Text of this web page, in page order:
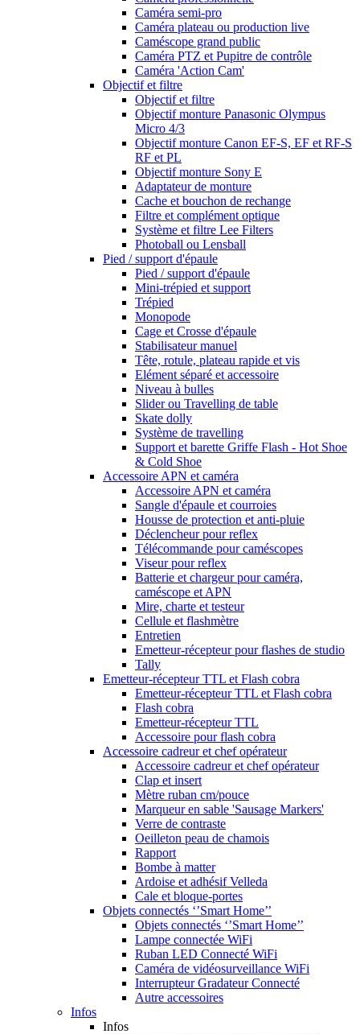
Caméra semi-pro
Caméra plateau ou production live
Caméscope grand public
Caméra PTZ et Pupitre de contrôle
Caméra 'Action Cam'
Objectif et filtre
Objectif et filtre
Objectif monture Panasonic Olympus
Micro 4/3
Objectif monture Canon EF-S, EF et RF-S
RF et PL
Objectif monture Sony E
Adaptateur de monture
Cache et bouchon de rechange
Filtre et complément optique
Système et filtre Lee Filters
Photoball ou Lensball
Pied / support d'épaule
Pied / support d'épaule
Mini-trépied et support
Trépied
Monopode
Cage et Crosse d'épaule
Stabilisateur manuel
Tête, rotule, plateau rapide et vis
Elément séparé et accessoire
Niveau à bulles
Slider ou Travelling de table
Skate dolly
Système de travelling
Support et barette Griffe Flash - Hot Shoe
& Cold Shoe
Accessoire APN et caméra
Accessoire APN et caméra
Sangle d'épaule et courroies
Housse de protection et anti-pluie
Déclencheur pour reflex
Télécommande pour caméscopes
Viseur pour reflex
Batterie et chargeur pour caméra,
caméscope et APN
Mire, charte et testeur
Cellule et flashmètre
Entretien
Emetteur-récepteur pour flashes de studio
Tally
Emetteur-récepteur TTL et Flash cobra
Emetteur-récepteur TTL et Flash cobra
Flash cobra
Emetteur-récepteur TTL
Accessoire pour flash cobra
Accessoire cadreur et chef opérateur
Accessoire cadreur et chef opérateur
Clap et insert
Mètre ruban cm/pouce
Marqueur en sable 'Sausage Markers'
Verre de contraste
Oeilleton peau de chamois
Rapport
Bombe à matter
Ardoise et adhésif Velleda
Cale et bloque-portes
Objets connectés ‘’Smart Home’’
Objets connectés ‘’Smart Home’’
Lampe connectée WiFi
Ruban LED Connecté WiFi
Caméra de vidéosurveillance WiFi
Interrupteur Gradateur Connecté
Autre accessoires
Infos
Infos